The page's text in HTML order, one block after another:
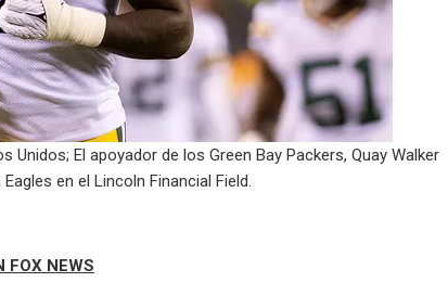
Unidos; El apoyador de los Green Bay Packers, Quay Walker
en el Lincoln Financial Field.
FOX NEWS